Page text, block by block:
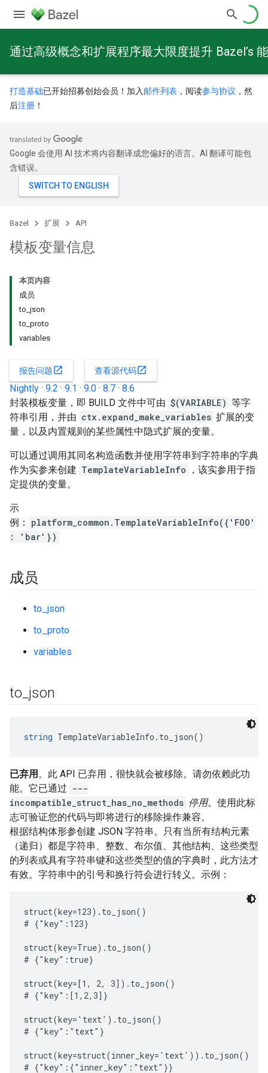
通过高级概念和扩展程序最大限度提升 Bazel’s
打造基础已开始招募创始会员！加入 邮件列表 ，阅读参与协议 ，然
后注册 ！
Google 会使用 AI 技术将内容翻译成您偏好的语言。AI 翻译可能包
含错误。
Bazel 扩展 API
模板变量信息
本页内容
成员
to_json
to_proto
variables
报告问题open_in_new 查看源代码open_in_new
Nightly · 9.2 · 9.1 · 9.0 · 8.7 · 8.6
封装模板变量，即 BUILD 文件中可由 $(VARIABLE) 等字
符串引用，并由 ctx.expand_make_variables 扩展的变
量，以及内置规则的某些属性中隐式扩展的变量。
可以通过调用其同名构造函数并使用字符串到字符串的字典
作为实参来创建 TemplateVariableInfo
，该实参用于指
定提供的变量。
示
例：
platform_common.TemplateVariableInfo({'FOO'
: 'bar'})
成员
to_json
to_proto
variables
to json
string TemplateVariableInfo.to_json()
已弃用 。此 API 已弃用，很快就会被移除。请勿依赖此功
能。它已通过 ---
incompatible_struct_has_no_methods 停用。使用此标
志可验证您的代码与即将进行的移除操作兼容。
根据结构体形参创建 JSON 字符串。只有当所有结构元素
（递归）都是字符串、整数、布尔值、其他结构、这些类型
的列表或具有字符串键和这些类型的值的字典时，此方法才
有效。字符串中的引号和换行符会进行转义。示例：
struct(key=123).to_json()
# {"key":123}
struct(key=True).to_json()
# {"key":true}
struct(key=[1, 2, 3]).to_json()
# {"key":[1,2,3]}
struct(key='text').to_json()
# {"key":"text"}
struct(key=struct(inner_key='text')).to_json()
# {"key":{"inner_key":"text"}}